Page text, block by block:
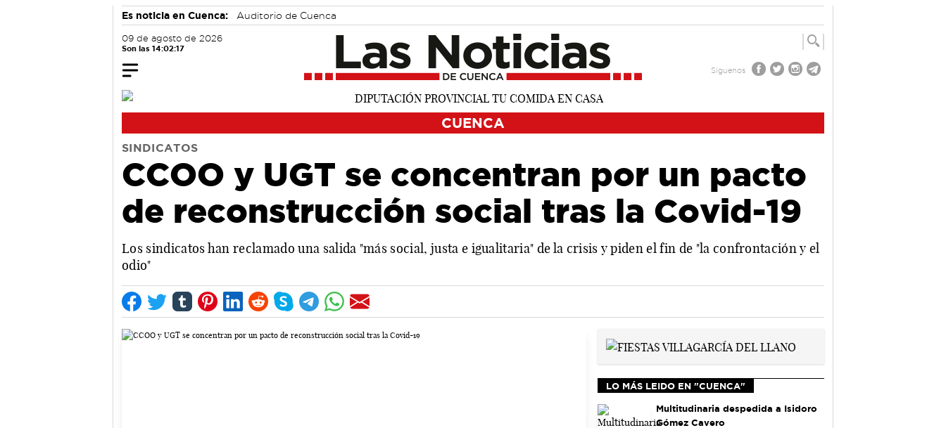
Es noticia en Cuenca: Auditorio de Cuenca
09 de agosto de 2026
Son las 14:02:18
Síguenos
CUENCA
SINDICATOS
CCOO y UGT se concentran por un pacto
de reconstrucción social tras la Covid-19
Los sindicatos han reclamado una salida "más social, justa e igualitaria" de la crisis y piden el fin de "la confrontación y el
odio"
LO MÁS LEIDO EN "CUENCA"
Multitudinaria despedida a Isidoro
Gómez Cavero